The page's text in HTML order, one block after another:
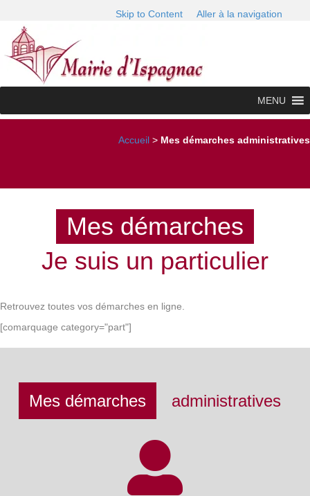
Skip to Content Aller à la navigation
MENU
Accueil > Mes démarches administratives
Mes démarches
Je suis un particulier
Retrouvez toutes vos démarches en ligne.
[comarquage category="part"]
Mes démarches administratives